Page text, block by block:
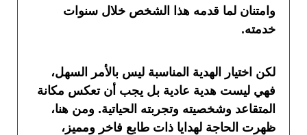
وامتنان لما قدمه هذا الشخص خلال سنوات
خدمته.
لكن اختيار الهدية المناسبة ليس بالأمر السهل،
فهي ليست هدية عادية بل يجب أن تعكس مكانة
المتقاعد وشخصيته وتجربته الحياتية. ومن هنا،
ظهرت الحاجة لهدايا ذات طابع فاخر ومميز،